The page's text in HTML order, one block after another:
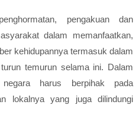
pengakuan dan
dalam memanfaatkan,
kehidupannya termasuk dalam
temurun selama ini. Dalam
harus berpihak pada
lokalnya yang juga dilindungi